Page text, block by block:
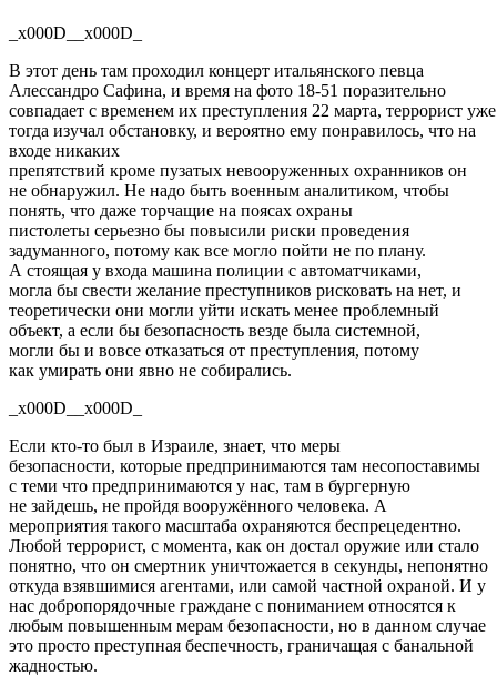
_x000D__x000D_
В этот день там проходил концерт итальянского певца
Алессандро Сафина, и время на фото 18-51 поразительно
совпадает с временем их преступления 22 марта, террорист уже
тогда изучал обстановку, и вероятно ему понравилось, что на
входе никаких
препятствий кроме пузатых невооруженных охранников он
не обнаружил. Не надо быть военным аналитиком, чтобы
понять, что даже торчащие на поясах охраны
пистолеты серьезно бы повысили риски проведения
задуманного, потому как все могло пойти не по плану.
А стоящая у входа машина полиции с автоматчиками,
могла бы свести желание преступников рисковать на нет, и
теоретически они могли уйти искать менее проблемный
объект, а если бы безопасность везде была системной,
могли бы и вовсе отказаться от преступления, потому
как умирать они явно не собирались.
_x000D__x000D_
Если кто-то был в Израиле, знает, что меры
безопасности, которые предпринимаются там несопоставимы
с теми что предпринимаются у нас, там в бургерную
не зайдешь, не пройдя вооружённого человека. А
мероприятия такого масштаба охраняются беспрецедентно.
Любой террорист, с момента, как он достал оружие или стало
понятно, что он смертник уничтожается в секунды, непонятно
откуда взявшимися агентами, или самой частной охраной. И у
нас добропорядочные граждане с пониманием относятся к
любым повышенным мерам безопасности, но в данном случае
это просто преступная беспечность, граничащая с банальной
жадностью.